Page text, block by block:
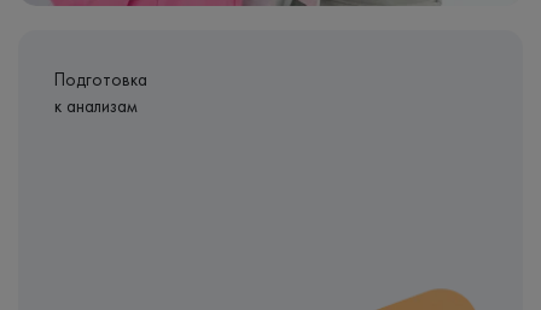
Подготовка
к анализам